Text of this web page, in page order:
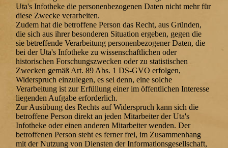
Uta's Infotheke die personenbezogenen Daten nicht mehr für
diese Zwecke verarbeiten.
Zudem hat die betroffene Person das Recht, aus Gründen,
die sich aus ihrer besonderen Situation ergeben, gegen die
sie betreffende Verarbeitung personenbezogener Daten, die
bei der Uta's Infotheke zu wissenschaftlichen oder
historischen Forschungszwecken oder zu statistischen
Zwecken gemäß Art. 89 Abs. 1 DS-GVO erfolgen,
Widerspruch einzulegen, es sei denn, eine solche
Verarbeitung ist zur Erfüllung einer im öffentlichen Interesse
liegenden Aufgabe erforderlich.
Zur Ausübung des Rechts auf Widerspruch kann sich die
betroffene Person direkt an jeden Mitarbeiter der Uta's
Infotheke oder einen anderen Mitarbeiter wenden. Der
betroffenen Person steht es ferner frei, im Zusammenhang
mit der Nutzung von Diensten der Informationsgesellschaft,